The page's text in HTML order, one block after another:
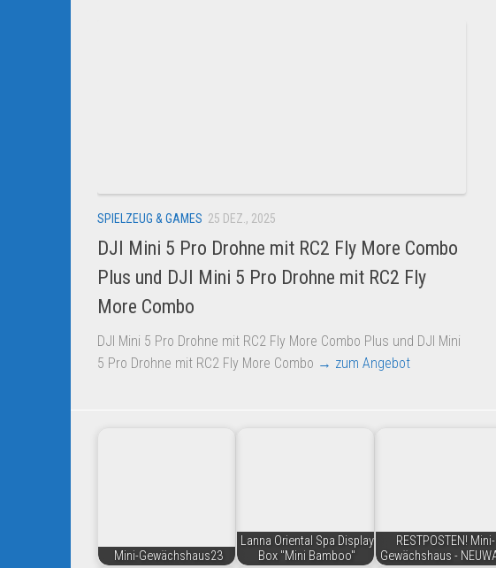
SPIELZEUG & GAMES 25 DEZ., 2025
DJI Mini 5 Pro Drohne mit RC2 Fly More Combo
Plus und DJI Mini 5 Pro Drohne mit RC2 Fly
More Combo
DJI Mini 5 Pro Drohne mit RC2 Fly More Combo Plus und DJI Mini
5 Pro Drohne mit RC2 Fly More Combo → zum Angebot
Mini-Gewächshaus23
Lanna Oriental Spa Display
Box "Mini Bamboo"
RESTPOSTEN! Mini-
Gewächshaus -